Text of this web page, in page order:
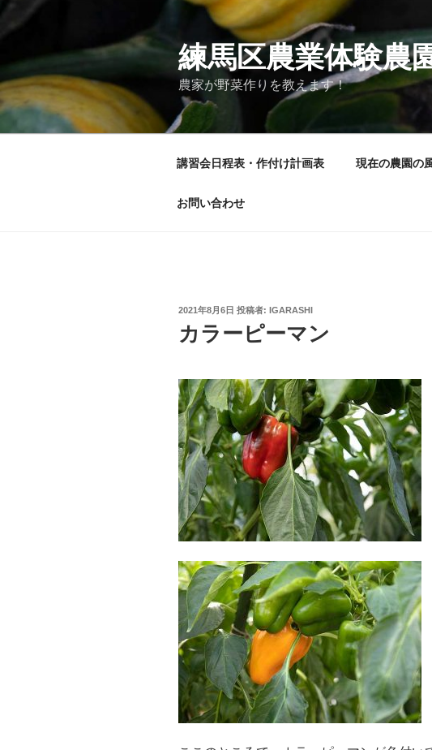
コ
ン
ン
ツ
へ
練馬区農業体験
農家が野菜作りを教えます！
講習会日程表・作付け計画表 現在の農園の
お問い合わせ
投
日:
2021年8月6日 投稿者: IGARASHI
カラーピーマン